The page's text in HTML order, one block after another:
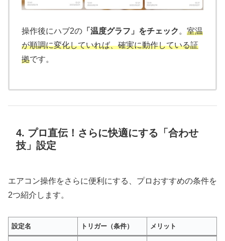
操作後にハブ2の 「温度グラフ」をチェック。 室温
が順調に変化していれば、確実に動作している証
拠です。
4. プロ直伝！さらに快適にする「合わせ
技」設定
エアコン操作をさらに便利にする、プロおすすめの条件を
2つ紹介します。
設定名 トリガー（条件） メリット